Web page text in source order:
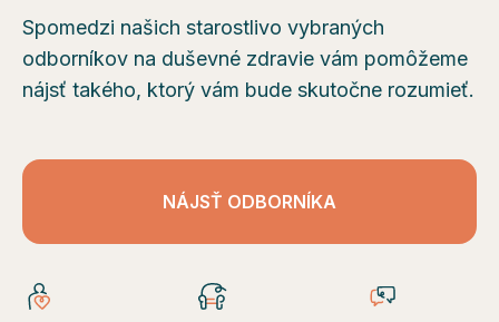
Spomedzi našich starostlivo vybraných
odborníkov na duševné zdravie vám pomôžeme
nájsť takého, ktorý vám bude skutočne rozumieť.
NÁJSŤ ODBORNÍKA